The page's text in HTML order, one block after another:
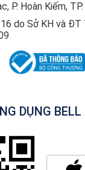
P. Hoàn Kiếm,
do Sở KH và ĐT
DỤNG BELL